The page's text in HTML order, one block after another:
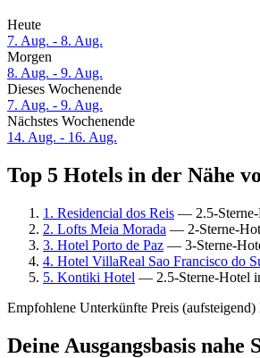
Heute
7. Aug. - 8. Aug.
Morgen
8. Aug. - 9. Aug.
Dieses Wochenende
7. Aug. - 9. Aug.
Nächstes Wochenende
14. Aug. - 16. Aug.
Top 5 Hotels in der Nähe
1. Residencial dos Reis — 2.5-Sterne-
2. Lofts Meia Morada — 2-Sterne-
3. Hotel Porto de Paz — 3-Sterne-
4. Hotel VillaReal Sao Francisco do
5. Kontiki Hotel — 2.5-Sterne-Hotel
Empfohlene Unterkünfte Preis (aufsteigend)
Deine Ausgangsbasis nahe